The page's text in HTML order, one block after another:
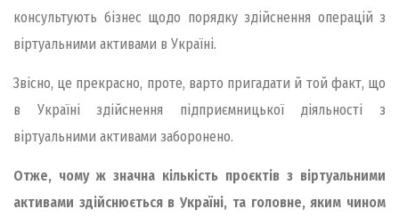
консультують бізнес щодо порядку здійснення операцій з
віртуальними активами в Україні.
Звісно, це прекрасно, проте, варто пригадати й той факт, що
в Україні здійснення підприємницької діяльності з
віртуальними активами заборонено.
Отже, чому ж значна кількість проєктів з віртуальними
активами здійснюється в Україні, та головне, яким чином